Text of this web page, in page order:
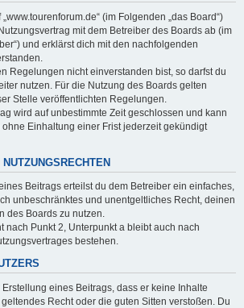
(im Folgenden „das Board“)
mit dem Betreiber des Boards ab (im
und erklärst dich mit den nachfolgenden
Regelungen nicht einverstanden bist, so darfst du
nutzen. Für die Nutzung des Boards gelten
Stelle veröffentlichten Regelungen.
wird auf unbestimmte Zeit geschlossen und kann
Einhaltung einer Frist jederzeit gekündigt
Beitrags erteilst du dem Betreiber ein einfaches,
unbeschränktes und unentgeltliches Recht, deinen
des Boards zu nutzen.
nach Punkt 2, Unterpunkt a bleibt auch nach
bestehen.
Erstellung eines Beitrags, dass er keine Inhalte
Recht oder die guten Sitten verstoßen. Du